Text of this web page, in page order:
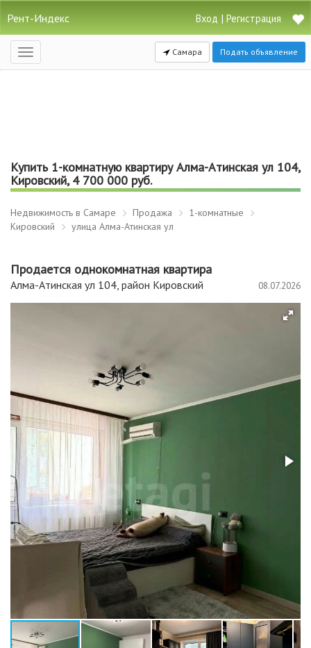
Рент-Индекс Вход | Регистрация
Открыть
навигацию
Самара Подать объявление
Купить 1-комнатную квартиру Алма-Атинская ул 104,
Кировский, 4 700 000 руб.
Недвижимость в Самаре Продажа
1-комнатные
Кировский
улица Алма-Атинская ул
Продается однокомнатная квартира
Алма-Атинская ул 104, район Кировский 08.07.2026